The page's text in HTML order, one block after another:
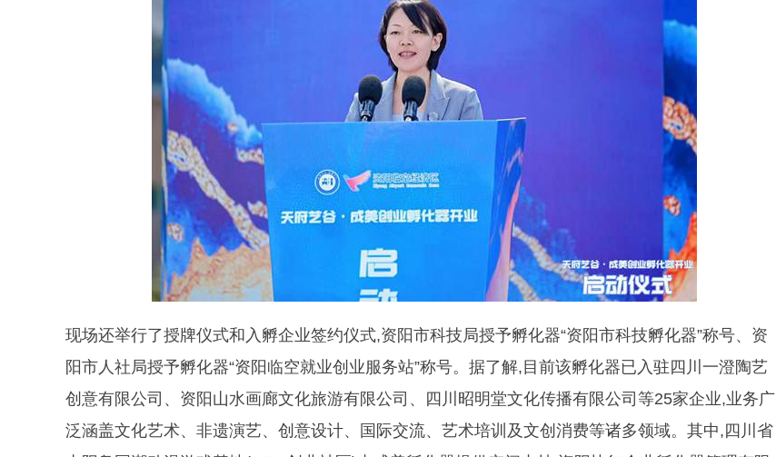
现场还举行了授牌仪式和入孵企业签约仪式,资阳市科技局授予孵化器“资阳市科技孵化器”称号、资
阳市人社局授予孵化器“资阳临空就业创业服务站”称号。据了解,目前该孵化器已入驻四川一澄陶艺
创意有限公司、资阳山水画廊文化旅游有限公司、四川昭明堂文化传播有限公司等25家企业,业务广
泛涵盖文化艺术、非遗演艺、创意设计、国际交流、艺术培训及文创消费等诸多领域。其中,四川省